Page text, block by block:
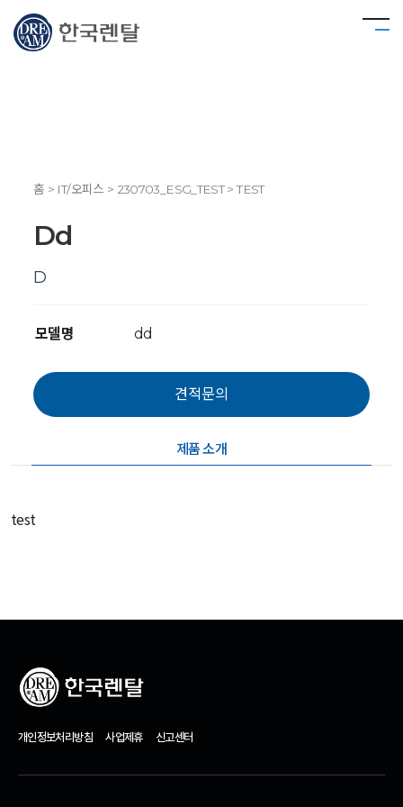
홈 > IT/오피스 > 230703_ESG_TEST > TEST
Dd
D
모델명 dd
제품 소개
test
개인정보처리방침 사업제휴 신고센터